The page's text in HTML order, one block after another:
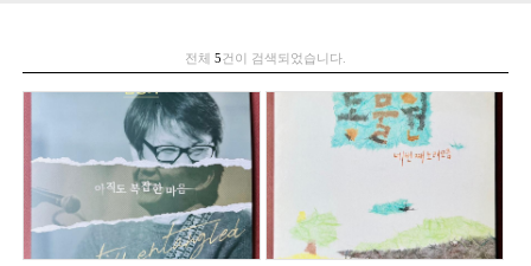
전체 5건이 검색되었습니다.